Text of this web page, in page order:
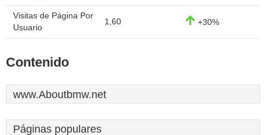
Visitas de Página Por
Usuario
1,60 +30%
Contenido
www.Aboutbmw.net
Páginas populares